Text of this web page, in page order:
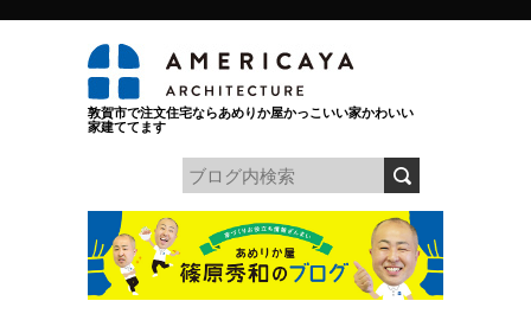
敦賀市で注文住宅ならあめりか屋かっこいい家かわいい
家建ててます